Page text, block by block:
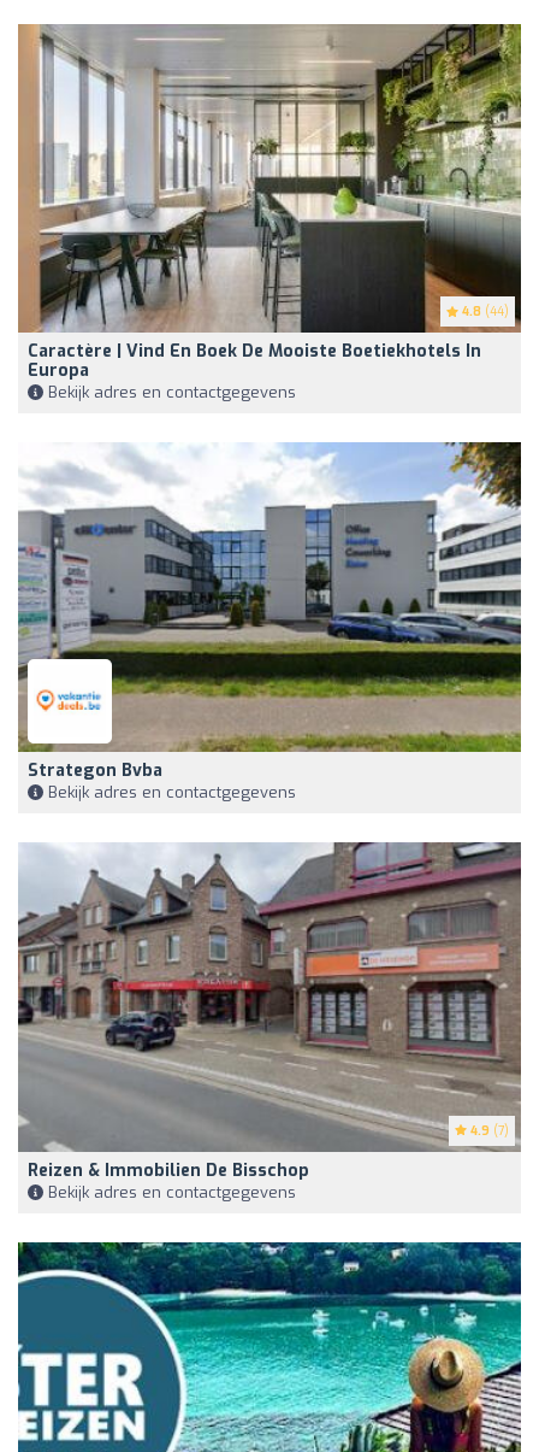
4.8 (44)
Caractère | Vind En Boek De Mooiste Boetiekhotels In
Europa
Bekijk adres en contactgegevens
Strategon Bvba
Bekijk adres en contactgegevens
4.9 (7)
Reizen & Immobilien De Bisschop
Bekijk adres en contactgegevens